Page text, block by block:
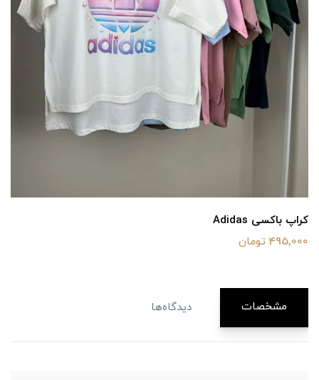
کراپ باکسی Adidas
495,000 تومان
مشخصات دیدگاه‌ها